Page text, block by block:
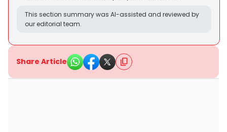
This section summary was AI-assisted and reviewed by
our editorial team.
Share Article